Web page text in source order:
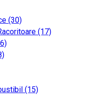
(30)
(17)
(15)